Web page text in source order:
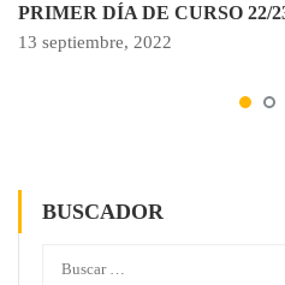
PRIMER DÍA DE CURSO 22/
13 septiembre, 2022
BUSCADOR